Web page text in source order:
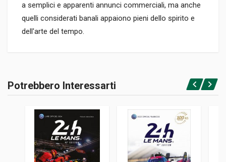
a semplici e apparenti annunci commerciali, ma anche
quelli considerati banali appaiono pieni dello spirito e
dell'arte del tempo.
Rilegato
9782385140281
Accedi o registrati
Potrebbero Interessarti